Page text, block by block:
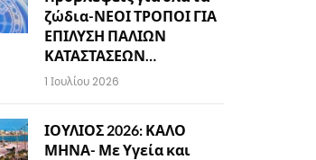
ζώδια-ΝΕΟΙ ΤΡΟΠΟΙ ΓΙΑ
ΕΠΙΛΥΣΗ ΠΑΛΙΩΝ
ΚΑΤΑΣΤΑΣΕΩΝ…
1 Ιουλίου 2026
ΙΟΥΛΙΟΣ 2026: ΚΑΛΟ
ΜΗΝΑ- Με Υγεία και